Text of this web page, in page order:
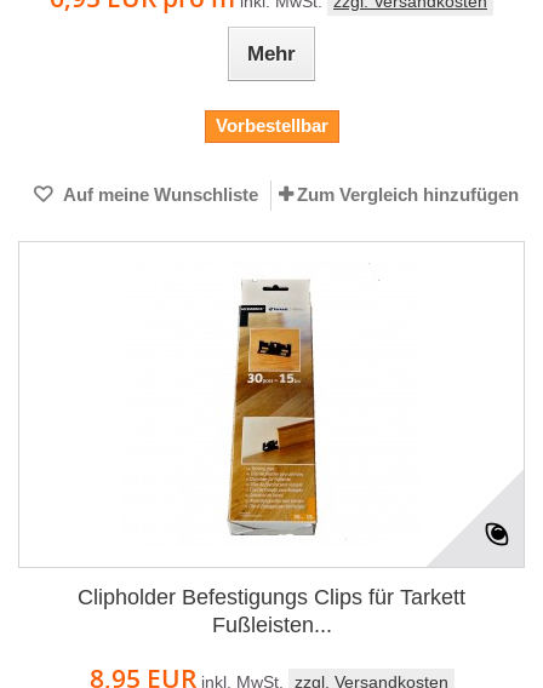
Mehr
Vorbestellbar
Auf meine Wunschliste Zum Vergleich hinzufügen
Clipholder Befestigungs Clips für Tarkett
Fußleisten...
8,95 EUR inkl. MwSt. zzgl. Versandkosten